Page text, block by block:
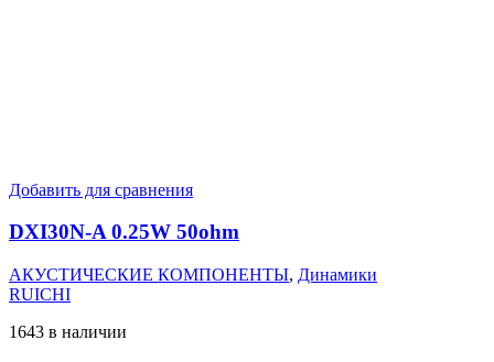
Добавить для сравнения
DXI30N-A 0.25W 50ohm
АКУСТИЧЕСКИЕ КОМПОНЕНТЫ, Динамики
RUICHI
1643 в наличии